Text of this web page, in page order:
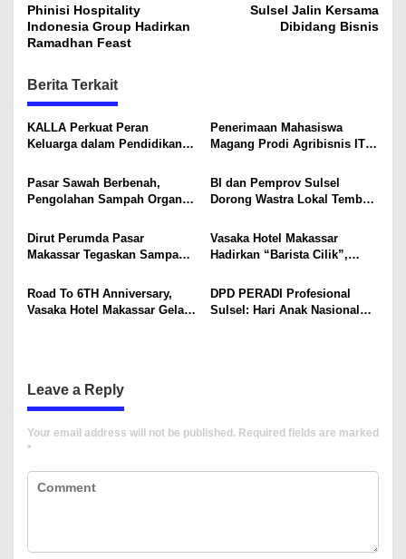
o
s
n
a
v
g
a
t
i
o
n
Phinisi Hospitality
Indonesia Group Hadirkan
Ramadhan Feast
Sulsel Jalin Kersama
Dibidang Bisnis
Berita Terkait
KALLA Perkuat Peran
Keluarga dalam Pendidikan
Explorers
Penerimaan Mahasiswa
Magang Prodi Agribisnis ITP
Perkuat Kompetensi Lewat
Program MBKM
Pasar Sawah Berbenah,
Pengolahan Sampah Organik
BI dan Pemprov Sulsel
Dorong Wastra Lokal Tembus
Mancanegara
Dirut Perumda Pasar
Makassar Tegaskan Sampah
Bukan Dibuang ke TPA
Vasaka Hotel Makassar
Hadirkan “Barista Cilik”,
Untuk Anak-Anak
Road To 6TH Anniversary,
Vasaka Hotel Makassar Gelar
DPD PERADI Profesional
Sulsel: Hari Anak Nasional
Leave a Reply
Your email address will not be published. Required fields are marked
*